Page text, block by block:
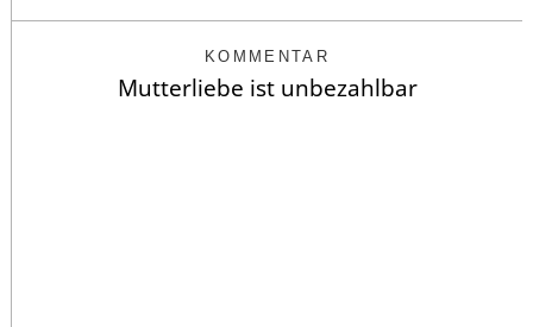
KOMMENTAR
Mutterliebe ist unbezahlbar